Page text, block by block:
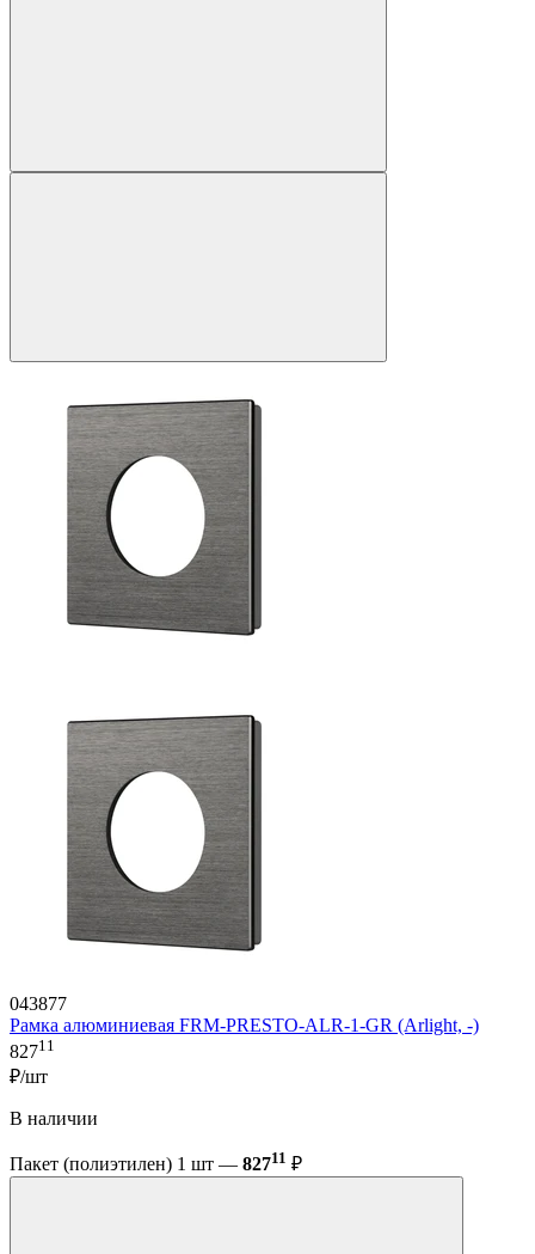
043877
Рамка алюминиевая FRM-PRESTO-ALR-1-GR (Arlight, -)
82711
₽/шт
В наличии
Пакет (полиэтилен) 1 шт — 82711 ₽